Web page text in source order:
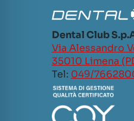
Dental Club
Via Alessandro
35010 Limena
Tel: 049/